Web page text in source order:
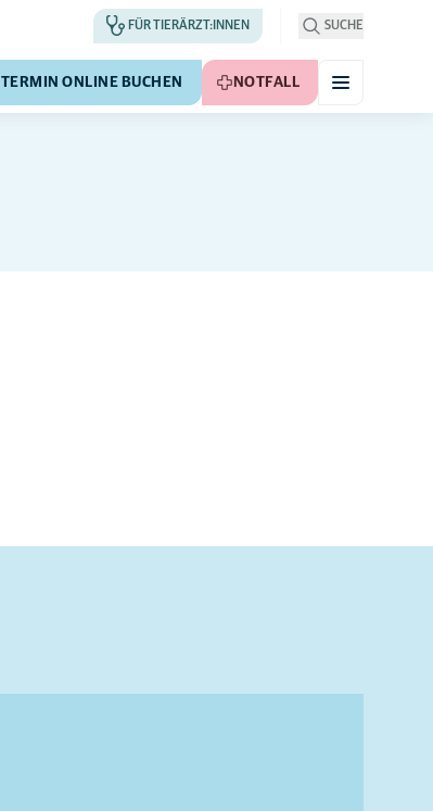
FÜR TIERÄRZT:INNEN SUCHE
TERMIN ONLINE BUCHEN NOTFALL